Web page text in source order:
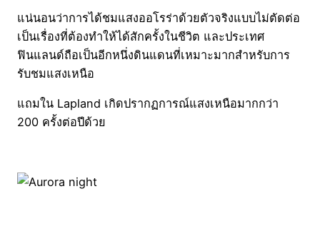
แน่นอนว่าการได้ชมแสงออโรร่าด้วยตัวจริงแบบไม่ตัดต่อ
เป็นเรื่องที่ต้องทำให้ได้สักครั้งในชีวิต และประเทศ
ฟินแลนด์ถือเป็นอีกหนึ่งดินแดนที่เหมาะมากสำหรับการ
รับชมแสงเหนือ
แถมใน Lapland เกิดปรากฏการณ์แสงเหนือมากกว่า
200 ครั้งต่อปีด้วย